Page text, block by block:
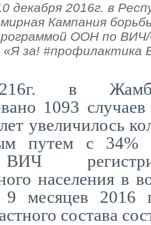
декабря 2016г. в
Кампания
ООН по
«Я за! #профилактика
в
1093
увеличилось
путем с 34%
населения в
месяцев 2016
состава